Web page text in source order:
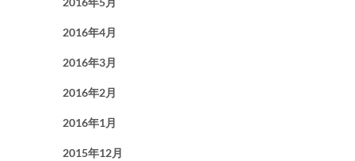
2016年4月
2016年3月
2016年2月
2016年1月
2015年12月